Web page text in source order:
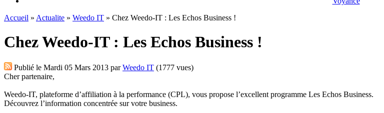
Accueil » Actualite » Weedo IT » Chez Weedo-IT : Les Echos Business !
Chez Weedo-IT : Les Echos Business !
Publié le Mardi 05 Mars 2013 parWeedo IT (1777 vues)
Cher partenaire,
Weedo-IT, plateforme d’affiliation à la performance (CPL), vous propose l’excellent programme Les Echos Business.
Découvrez l’information concentrée sur votre business.